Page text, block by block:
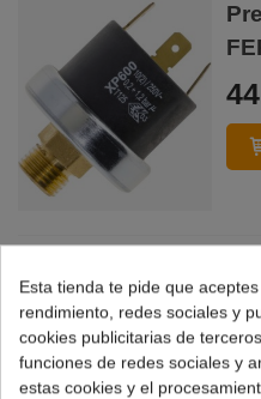
Esta tienda te pide que
rendimiento, redes sociales y
cookies publicitarias de
funciones de redes sociales y
estas cookies y el